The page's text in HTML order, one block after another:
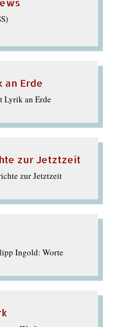
)
an Erde
zur Jetztzeit